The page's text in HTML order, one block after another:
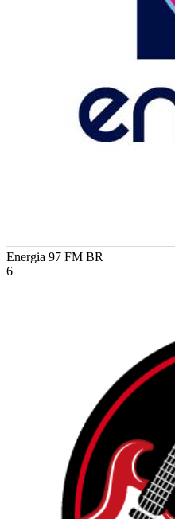
Energia 97 FM BR
6